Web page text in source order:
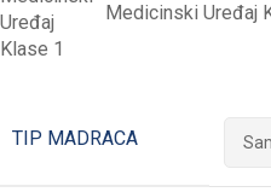
Medicinski Uređaj
TIP MADRACA